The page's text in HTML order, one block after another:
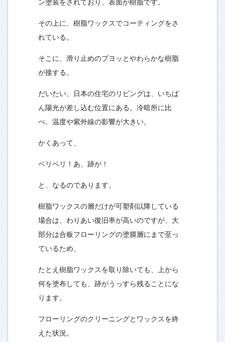
ン塗装をされており、表面が樹脂です。
その上に、樹脂ワックスでコーティングをさ
れている。
そこに、滑り止めのプヨッとやわらかな樹脂
が接する。
だいたい、日本の住宅のリビングは、いちば
ん陽光が差し込む位置にある。冷暗所に比
べ、温度や紫外線の影響が大きい。
かくあって、
ベリベリ！あ、跡が！
と、なるのであります。
樹脂ワックスの層だけが可塑剤以降している
場合は、わりあい復旧率が高いのですが、大
部分は合板フローリングの塗膜層にまで至っ
ているため、
たとえ樹脂ワックスを取り除いても、上から
何を塗布しても、跡がうっすら残ることにな
ります。
フローリングのクリーニングとワックスを終
えた状況。